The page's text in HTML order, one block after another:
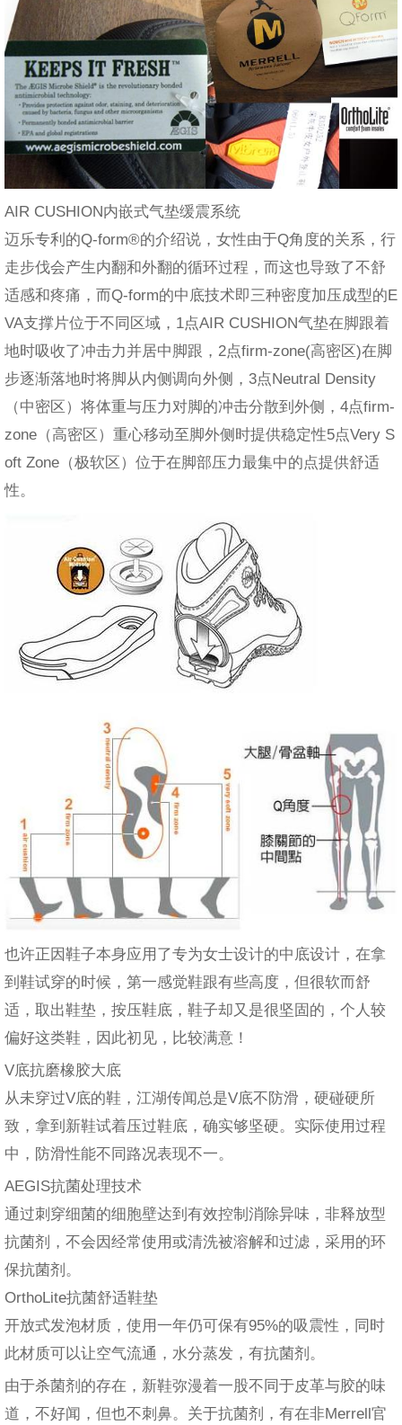
AIR CUSHION内嵌式气垫缓震系统
迈乐专利的Q-form®的介绍说，女性由于Q角度的关系，行
走步伐会产生内翻和外翻的循环过程，而这也导致了不舒
适感和疼痛，而Q-form的中底技术即三种密度加压成型的E
VA支撑片位于不同区域，1点AIR CUSHION气垫在脚跟着
地时吸收了冲击力并居中脚跟，2点firm-zone(高密区)在脚
步逐渐落地时将脚从内侧调向外侧，3点Neutral Density
（中密区）将体重与压力对脚的冲击分散到外侧，4点firm-
zone（高密区）重心移动至脚外侧时提供稳定性5点Very S
oft Zone（极软区）位于在脚部压力最集中的点提供舒适
性。
也许正因鞋子本身应用了专为女士设计的中底设计，在拿
到鞋试穿的时候，第一感觉鞋跟有些高度，但很软而舒
适，取出鞋垫，按压鞋底，鞋子却又是很坚固的，个人较
偏好这类鞋，因此初见，比较满意！
V底抗磨橡胶大底
从未穿过V底的鞋，江湖传闻总是V底不防滑，硬碰硬所
致，拿到新鞋试着压过鞋底，确实够坚硬。实际使用过程
中，防滑性能不同路况表现不一。
AEGIS抗菌处理技术
通过刺穿细菌的细胞壁达到有效控制消除异味，非释放型
抗菌剂，不会因经常使用或清洗被溶解和过滤，采用的环
保抗菌剂。
OrthoLite抗菌舒适鞋垫
开放式发泡材质，使用一年仍可保有95%的吸震性，同时
此材质可以让空气流通，水分蒸发，有抗菌剂。
由于杀菌剂的存在，新鞋弥漫着一股不同于皮革与胶的味
道，不好闻，但也不刺鼻。关于抗菌剂，有在非Merrell官